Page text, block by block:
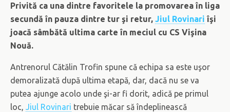
Privită ca una dintre favoritele la promovarea în liga
secundă în pauza dintre tur şi retur, Jiul Rovinari îşi
joacă sâmbătă ultima carte în meciul cu CS Vişina
Nouă.
Antrenorul Cătălin Trofin spune că echipa sa este uşor
demoralizată după ultima etapă, dar, dacă nu se va
putea ajunge acolo unde şi-ar fi dorit, adică pe primul
loc, Jiul Rovinari trebuie măcar să îndeplinească